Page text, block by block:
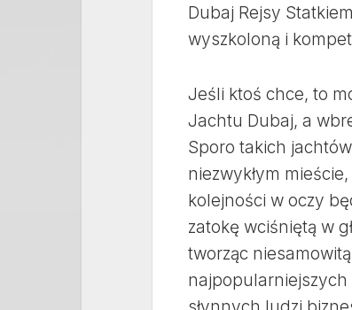
Dubaj Rejsy
wyszkoloną i
Jeśli ktoś chce, to
Jachtu Dubaj, a
Sporo takich
niezwykłym
kolejności w oczy
zatokę wciśniętą w
tworząc